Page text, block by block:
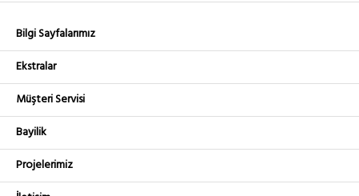
Bilgi Sayfalarımız
Ekstralar
Müşteri Servisi
Bayilik
Projelerimiz